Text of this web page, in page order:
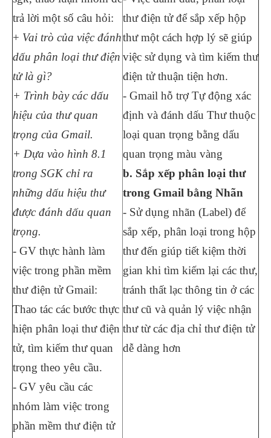
trả lời một số câu hỏi:
+ Vai trò của việc đánh
dấu phân loại thư điện
tử là gì?
+ Trình bày các dấu
hiệu của thư quan
trọng của Gmail.
+ Dựa vào hình 8.1
trong SGK chỉ ra
những dấu hiệu thư
được đánh dấu quan
trọng.
- GV thực hành làm
việc trong phần mềm
thư điện tử Gmail:
Thao tác các bước thực
hiện phân loại thư điện
tử, tìm kiếm thư quan
trọng theo yêu cầu.
- GV yêu cầu các
nhóm làm việc trong
phần mềm thư điện tử
thư điện tử để sắp xếp hộp
thư một cách hợp lý sẽ giúp
việc sử dụng và tìm kiếm thư
điện tử thuận tiện hơn.
- Gmail hỗ trợ Tự động xác
định và đánh dấu Thư thuộc
loại quan trọng bằng dấu
quan trọng màu vàng
b. Sắp xếp phân loại thư
trong Gmail bằng Nhãn
- Sử dụng nhãn (Label) để
sắp xếp, phân loại trong hộp
thư đến giúp tiết kiệm thời
gian khi tìm kiếm lại các thư,
tránh thất lạc thông tin ở các
thư cũ và quản lý việc nhận
thư từ các địa chỉ thư điện tử
dễ dàng hơn